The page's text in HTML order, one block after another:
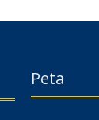
Peta